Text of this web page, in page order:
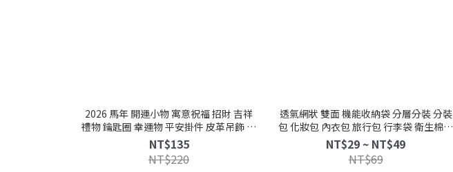
2026 馬年 開運小物 寓意祝福 招財 吉祥
禮物 鑰匙圈 幸運物 平安掛件 皮革吊飾 掛
飾 吉祥物 馬上有錢 馬上發
NT$135
NT$220
透氣網狀 雙面 機能收納袋 分層分裝 分裝
包 化妝包 內衣包 旅行包 行李袋 衛生棉包
小零錢包 拉鍊式 筆袋 盥洗包
NT$29 ~ NT$49
NT$69